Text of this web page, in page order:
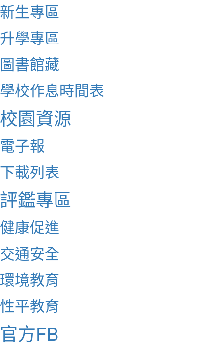
新生專區
升學專區
圖書館藏
學校作息時間表
校園資源
電子報
下載列表
評鑑專區
健康促進
交通安全
環境教育
性平教育
官方FB